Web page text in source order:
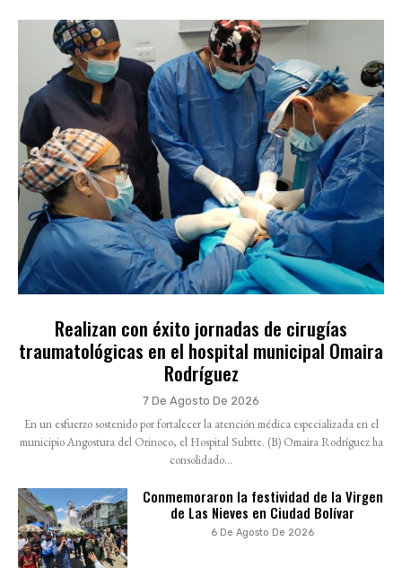
Realizan con éxito jornadas de cirugías
traumatológicas en el hospital municipal Omaira
Rodríguez
7 De Agosto De 2026
En un esfuerzo sostenido por fortalecer la atención médica especializada en el
municipio Angostura del Orinoco, el Hospital Subtte. (B) Omaira Rodríguez ha
consolidado...
Conmemoraron la festividad de la Virgen
de Las Nieves en Ciudad Bolívar
6 De Agosto De 2026